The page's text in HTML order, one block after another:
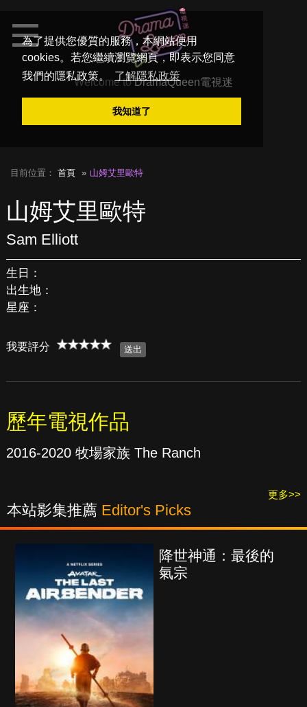
為了提供您優質的服務，本網站使用
cookies。若您繼續瀏覽網頁，即表示您同意
我們的隱私政策。
了解隱私政策
我知道了
Welcome toDramaQueen電視迷
目前位置： 首頁 山姆艾里歐特
山姆艾里歐特
Sam Elliott
生日：
出生地：
星座：
我要評分
歷年電視作品
2016-2020 牧場家族 The Ranch
更多>>
本站影集推薦 Editor's Picks
降世神通：最後的
氣宗